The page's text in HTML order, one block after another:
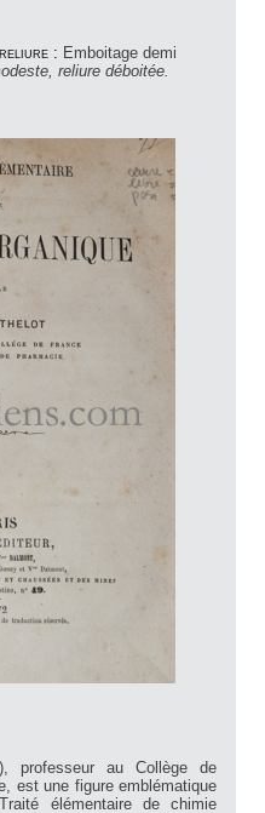
reliure : Emboitage demi
reliure déboitée.
professeur au Collège de
est une figure emblématique
élémentaire de chimie